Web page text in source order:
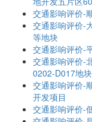
交通影响评价-
交通影响评价-
等地块
交通影响评价-
交通影响评价-
0202-D017地块
交通影响评价-
开发项目
交通影响评价-